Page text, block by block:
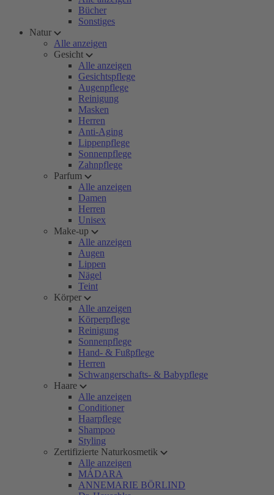
Bücher
Sonstiges
Natur
Alle anzeigen
Gesicht
Alle anzeigen
Gesichtspflege
Augenpflege
Reinigung
Masken
Herren
Anti-Aging
Lippenpflege
Sonnenpflege
Zahnpflege
Parfum
Alle anzeigen
Damen
Herren
Unisex
Make-up
Alle anzeigen
Augen
Lippen
Nägel
Teint
Körper
Alle anzeigen
Körperpflege
Reinigung
Sonnenpflege
Hand- & Fußpflege
Herren
Schwangerschafts- & Babypflege
Haare
Alle anzeigen
Conditioner
Haarpflege
Shampoo
Styling
Zertifizierte Naturkosmetik
Alle anzeigen
MÁDARA
ANNEMARIE BÖRLIND